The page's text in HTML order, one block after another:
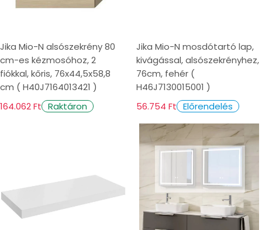
Jika Mio-N alsószekrény 80
cm-es kézmosóhoz, 2
fiókkal, kőris, 76x44,5x58,8
cm ( H40J7164013421 )
164.062 Ft Raktáron
Jika Mio-N mosdótartó lap,
kivágással, alsószekrényhez,
76cm, fehér (
H46J7130015001 )
56.754 Ft Előrendelés